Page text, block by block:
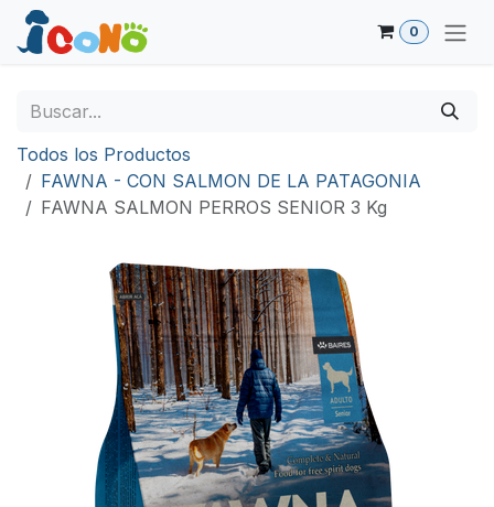
Ir al contenido
0
Todos los Productos
FAWNA - CON SALMON DE LA PATAGONIA
FAWNA SALMON PERROS SENIOR 3 Kg